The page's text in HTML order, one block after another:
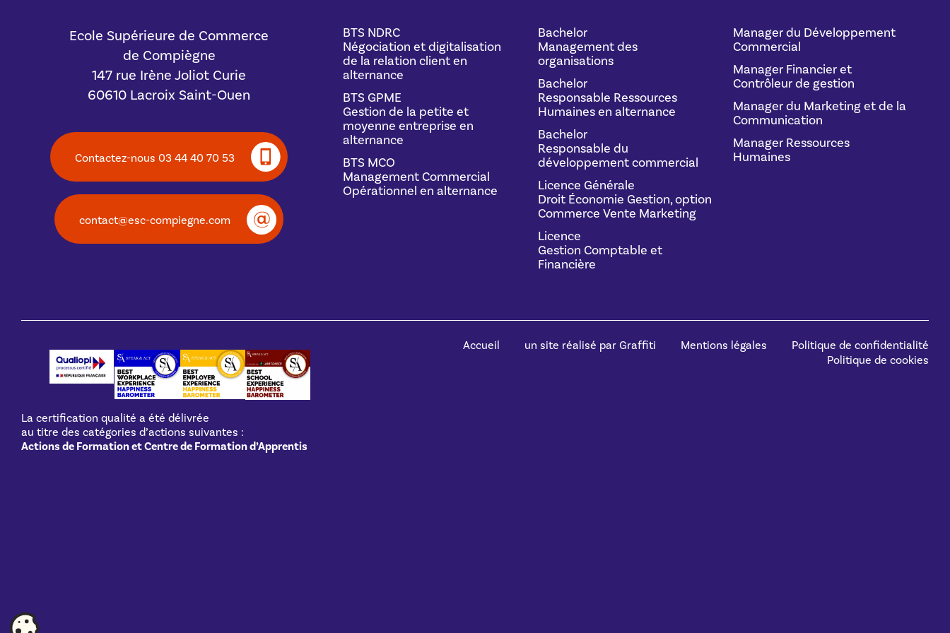
Ecole Supérieure de Commerce
de Compiègne
147 rue Irène Joliot Curie
60610 Lacroix Saint-Ouen
Contactez-nous 03 44 40 70 53
contact@esc-compiegne.com
BTS NDRC
Négociation et digitalisation
de la relation client en
alternance
BTS GPME
Gestion de la petite et
moyenne entreprise en
alternance
BTS MCO
Management Commercial
Opérationnel en alternance
Bachelor
Management des
organisations
Bachelor
Responsable Ressources
Humaines en alternance
Bachelor
Responsable du
développement commercial
Licence Générale
Droit Économie Gestion, option
Commerce Vente Marketing
Licence
Gestion Comptable et
Financière
Manager du Développement
Commercial
Manager Financier et
Contrôleur de gestion
Manager du Marketing et de la
Communication
Manager Ressources
Humaines
La certification qualité a été délivrée
au titre des catégories d’actions suivantes :
Actions de Formation et Centre de Formation d’Apprentis
Accueil un site réalisé par Graffiti Mentions légales
Politique de confidentialité
Politique de cookies